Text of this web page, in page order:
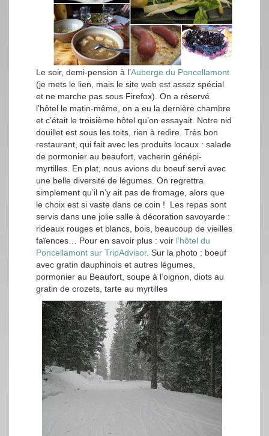
Le soir, demi-pension à l’Auberge du Poncellamont
(je mets le lien, mais le site web est assez spécial
et ne marche pas sous Firefox). On a réservé
l’hôtel le matin-même, on a eu la dernière chambre
et c’était le troisième hôtel qu’on essayait. Notre nid
douillet est sous les toits, rien à redire. Très bon
restaurant, qui fait avec les produits locaux : salade
de pormonier au beaufort, vacherin génépi-
myrtilles. En plat, nous avions du boeuf servi avec
une belle diversité de légumes. On regrettra
simplement qu’il n’y ait pas de fromage, alors que
le choix est si vaste dans ce coin ! Les repas sont
servis dans une jolie salle à décoration savoyarde :
rideaux rouges et blancs, bois, beaucoup de vieilles
faïences… Pour en savoir plus : voir l’hôtel du
Poncellamont sur TripAdvisor. Sur la photo : boeuf
avec gratin dauphinois et autres légumes,
pormonier au Beaufort, soupe à l’oignon, diots au
gratin de crozets, tarte au myrtilles